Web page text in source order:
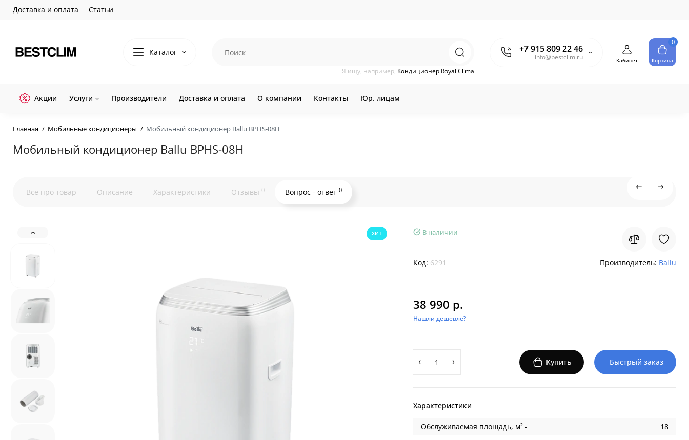
Доставка и оплата Статьи
Каталог +7 915 809 22 46
info@bestclim.ru
Я ищу, например, Кондиционер Royal Clima
Кабинет
0
Корзина
Акции Услуги Производители Доставка и оплата О компании Контакты Юр. лицам
Главная Мобильные кондиционеры Мобильный кондиционер Ballu BPHS-08H
Мобильный кондиционер Ballu BPHS-08H
Все про товар Описание Характеристики Отзывы 0 Вопрос - ответ 0
ХИТ В наличии
Код: 6291 Производитель: Ballu
38 990 р.
Нашли дешевле?
Купить Быстрый заказ
Характеристики
Обслуживаемая площадь, м² -
18